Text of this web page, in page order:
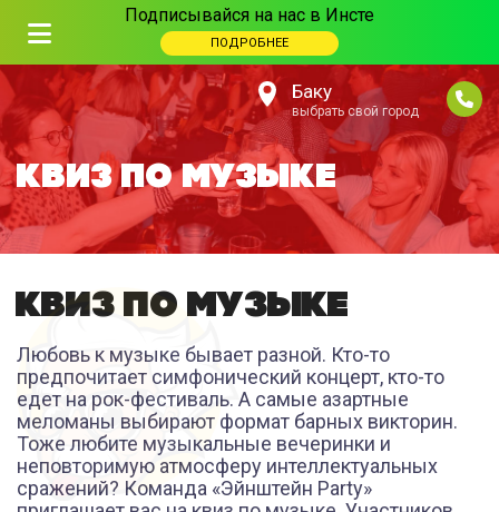
Подписывайся на нас в Инсте
ПОДРОБНЕЕ
Баку
выбрать свой город
КВИЗ ПО МУЗЫКЕ
КВИЗ ПО МУЗЫКЕ
Любовь к музыке бывает разной. Кто-то
предпочитает симфонический концерт, кто-то
едет на рок-фестиваль. А самые азартные
меломаны выбирают формат барных викторин.
Тоже любите музыкальные вечеринки и
неповторимую атмосферу интеллектуальных
сражений? Команда «Эйнштейн Party»